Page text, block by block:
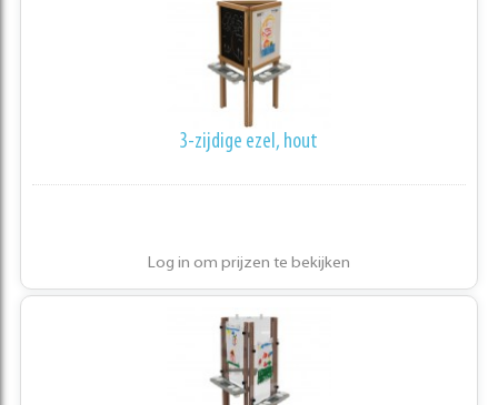
3-zijdige ezel, hout
Log in om prijzen te bekijken